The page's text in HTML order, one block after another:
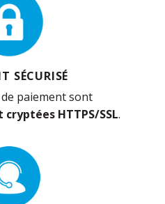
SÉCURISÉ
paiement sont
cryptées HTTPS/SSL.